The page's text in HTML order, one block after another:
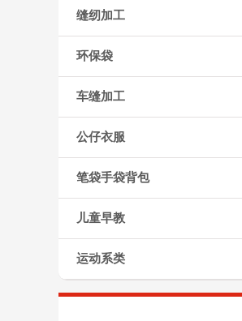
缝纫加工
环保袋
车缝加工
公仔衣服
笔袋手袋背包
儿童早教
运动系类